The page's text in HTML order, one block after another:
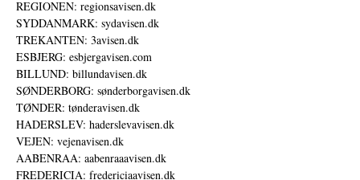
REGIONEN: regionsavisen.dk
SYDDANMARK: sydavisen.dk
TREKANTEN: 3avisen.dk
ESBJERG: esbjergavisen.com
BILLUND: billundavisen.dk
SØNDERBORG: sønderborgavisen.dk
TØNDER: tønderavisen.dk
HADERSLEV: haderslevavisen.dk
VEJEN: vejenavisen.dk
AABENRAA: aabenraaavisen.dk
FREDERICIA: fredericiaavisen.dk